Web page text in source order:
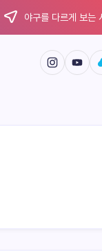
야구를 다르게 보는